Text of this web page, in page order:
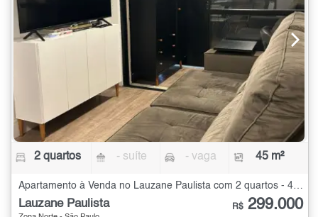
2 quartos - suíte - vaga 45 m²
Apartamento à Venda no Lauzane Paulista com 2 quartos - 45 m²
Lauzane Paulista R$ 299.000